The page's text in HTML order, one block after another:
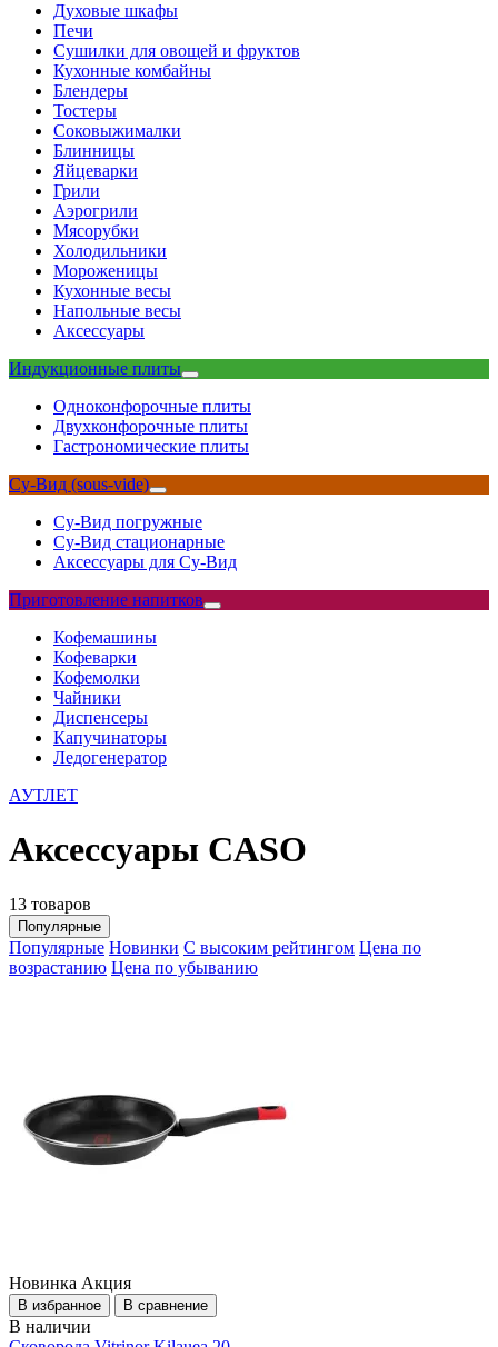
Духовые шкафы
Печи
Сушилки для овощей и фруктов
Кухонные комбайны
Блендеры
Тостеры
Соковыжималки
Блинницы
Яйцеварки
Грили
Аэрогрили
Мясорубки
Холодильники
Мороженицы
Кухонные весы
Напольные весы
Аксессуары
Индукционные плиты
Одноконфорочные плиты
Двухконфорочные плиты
Гастрономические плиты
Су-Вид (sous-vide)
Су-Вид погружные
Су-Вид стационарные
Аксессуары для Су-Вид
Приготовление напитков
Кофемашины
Кофеварки
Кофемолки
Чайники
Диспенсеры
Капучинаторы
Ледогенератор
АУТЛЕТ
Аксессуары CASO
13 товаров
Популярные
Популярные Новинки С высоким рейтингом Цена по
возрастанию Цена по убыванию
Новинка Акция
В избранное В сравнение
В наличии